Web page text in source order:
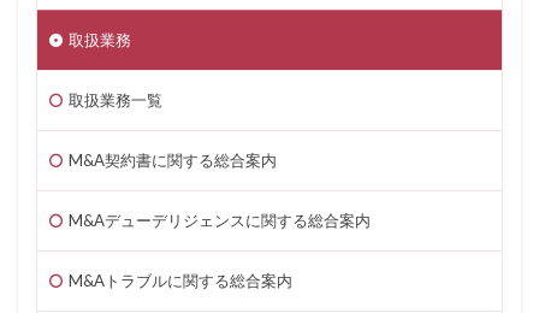
取扱業務
取扱業務一覧
M&A契約書に関する総合案内
M&Aデューデリジェンスに関する総合案内
M&Aトラブルに関する総合案内